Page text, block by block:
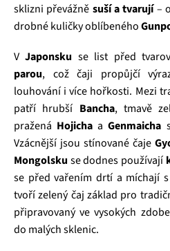
sklizni převážně suší a tvarují–
drobné kuličky oblíbeného
VJaponsku se list před
parou, což čaji propůjčí
louhování i více hořkosti. Mezi
patří hrubší Bancha, tmavě
pražená Hojicha aGenmaicha
Vzácnější jsou stínované čaje
Mongolsku se dodnes používají
se před vařením drtí a míchají s
tvoří zelený čaj základ pro
připravovaný ve vysokých
do malých sklenic.